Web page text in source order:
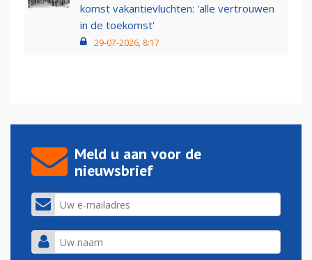
komst vakantievluchten: 'alle vertrouwen
in de toekomst'
29-07-2026, 8:17
Meld u aan voor de
nieuwsbrief